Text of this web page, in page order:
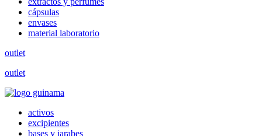
cápsulas
envases
material laboratorio
outlet
outlet
activos
excipientes
bases y jarabes